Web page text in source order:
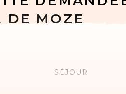
DE MOZE
SÉJOUR